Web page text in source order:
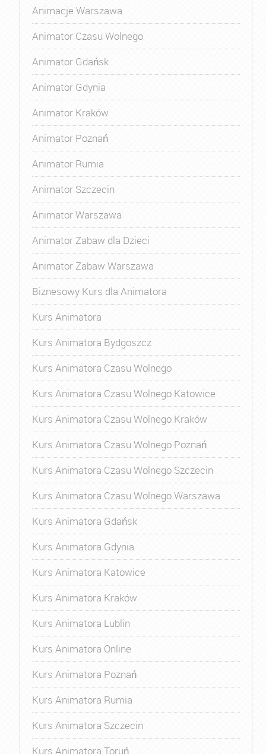
Animacje Warszawa
Animator Czasu Wolnego
Animator Gdańsk
Animator Gdynia
Animator Kraków
Animator Poznań
Animator Rumia
Animator Szczecin
Animator Warszawa
Animator Zabaw dla Dzieci
Animator Zabaw Warszawa
Biznesowy Kurs dla Animatora
Kurs Animatora
Kurs Animatora Bydgoszcz
Kurs Animatora Czasu Wolnego
Kurs Animatora Czasu Wolnego Katowice
Kurs Animatora Czasu Wolnego Kraków
Kurs Animatora Czasu Wolnego Poznań
Kurs Animatora Czasu Wolnego Szczecin
Kurs Animatora Czasu Wolnego Warszawa
Kurs Animatora Gdańsk
Kurs Animatora Gdynia
Kurs Animatora Katowice
Kurs Animatora Kraków
Kurs Animatora Lublin
Kurs Animatora Online
Kurs Animatora Poznań
Kurs Animatora Rumia
Kurs Animatora Szczecin
Kurs Animatora Toruń